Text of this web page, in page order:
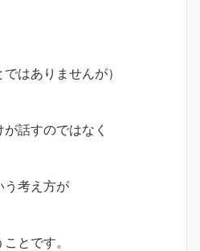
はありませんが）
話すのではなく
う考え方が
とです。